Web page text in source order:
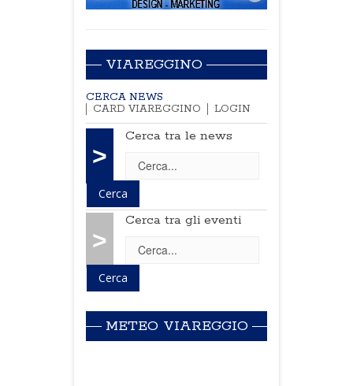
VIAREGGINO
CERCA NEWS
CARD VIAREGGINO
LOGIN
>
Cerca tra le news
>
Cerca tra gli eventi
METEO VIAREGGIO